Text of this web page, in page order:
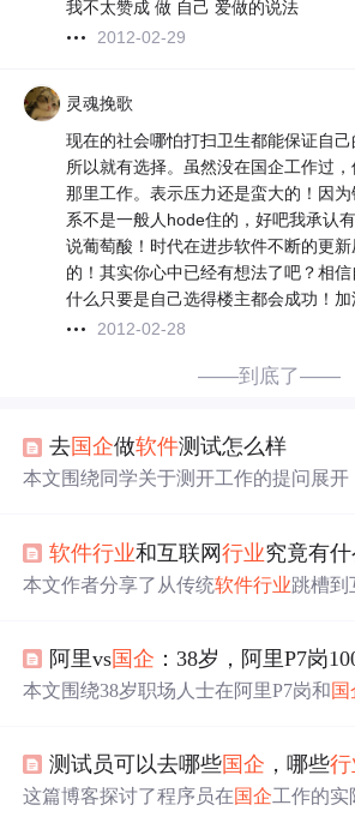
我不太赞成 做 自己 爱做的说法
2012-02-29
灵魂挽歌
现在的社会哪怕打扫卫生都能保证自己
所以就有选择。虽然没在国企工作过
那里工作。表示压力还是蛮大的！因
系不是一般人hode住的，好吧我承认
说葡萄酸！时代在进步软件不断的更
的！其实你心中已经有想法了吧？相
什么只要是自己选得楼主都会成功！加
2012-02-28
——到底了——
去国企做软件测试怎么样
本文围绕同学关于测开工作的提问展开
谨。还分析了编程语言选择 、找工作
后指出去国企还是互联网需依个人情况
软件行业和互联网行业究竟有什么
本文作者分享了从传统软件行业跳槽到
互联网行业技术更新快，职责分明，
员应根据个人职业规划和生活需求来选
阿里vs国企 ：38岁，阿里P7岗
本文围绕38岁职场人士在阿里P7岗和国
络安全学习资料，包括学习路线、教
面试题等。
测试员可以去哪些国企 ，哪些
这篇博客探讨了程序员在国企工作的实